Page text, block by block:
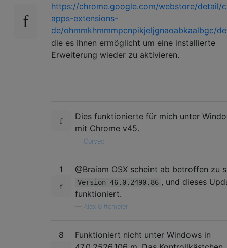
https://chrome.google.com/webstore/detail/
apps-extensions-
de/ohmmkhmmmpcnpikjeljgnaoabkaalbgc/
die es Ihnen ermöglicht um eine installierte
Erweiterung wieder zu aktivieren.
Dies funktionierte für mich unter
mit Chrome v45.
Corvec
1 @Braiam OSX scheint ab betroffen zu
Version 46.0.2490.86 , und dieses
funktioniert.
Alex Gittemeier
8
Funktioniert nicht unter Windows in